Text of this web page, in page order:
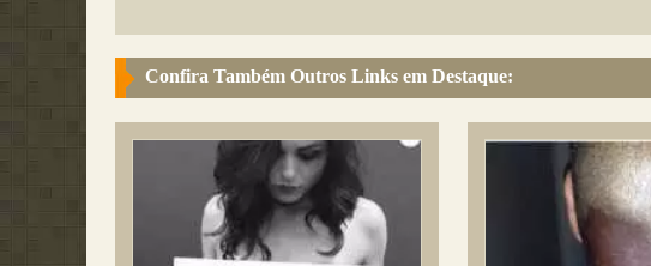
Confira Também Outros Links em Destaque: